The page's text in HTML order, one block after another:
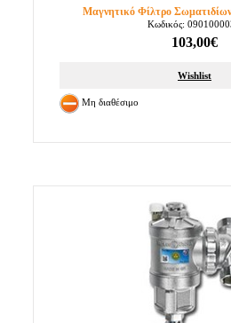
Μαγνητικό Φίλτρο
Κωδικός:
103,00€
Wishlist
Μη διαθέσιμο